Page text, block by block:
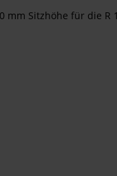
Sitzhöhe für die R